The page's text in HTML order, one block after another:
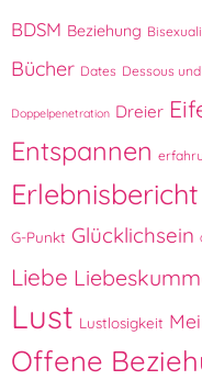
BDSM Beziehung
Bücher Dates Dessous
Doppelpenetration Dreier
Entspannen
Erlebnisbericht
G-Punkt Glücklichsein
Liebe
Lust Lustlosigkeit
Offene